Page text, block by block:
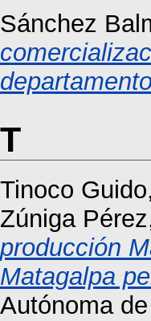
Sánchez
T
Tinoco
Zúniga
producción
Matagalpa
Autónoma